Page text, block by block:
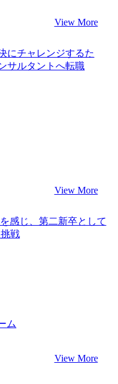
View More
にチャレンジするた
サルタントへ転職
View More
感じ、第二新卒として
戦
ム
View More